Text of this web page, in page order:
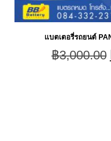
แบตเตอรี่รถยนต์
฿3,000.00